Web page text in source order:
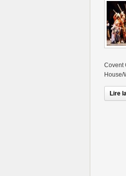
Covent
House/
Lire